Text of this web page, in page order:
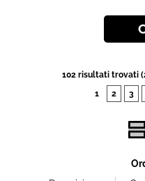
La
102 risultati trovati
1
2 3